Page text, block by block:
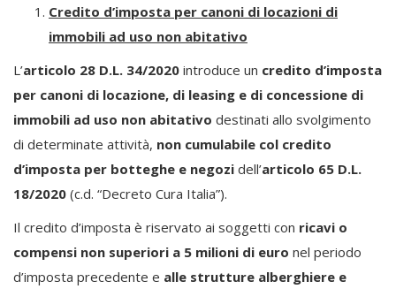
Credito d’imposta per canoni di locazioni di
immobili ad uso non abitativo
L’articolo 28 D.L. 34/2020 introduce un credito d’imposta
per canoni di locazione, di leasing e di concessione di
immobili ad uso non abitativo destinati allo svolgimento
di determinate attività, non cumulabile col credito
d’imposta per botteghe e negozi dell’articolo 65 D.L.
18/2020 (c.d. “Decreto Cura Italia”).
Il credito d’imposta è riservato ai soggetti con ricavi o
compensi non superiori a 5 milioni di euro nel periodo
d’imposta precedente e alle strutture alberghiere e